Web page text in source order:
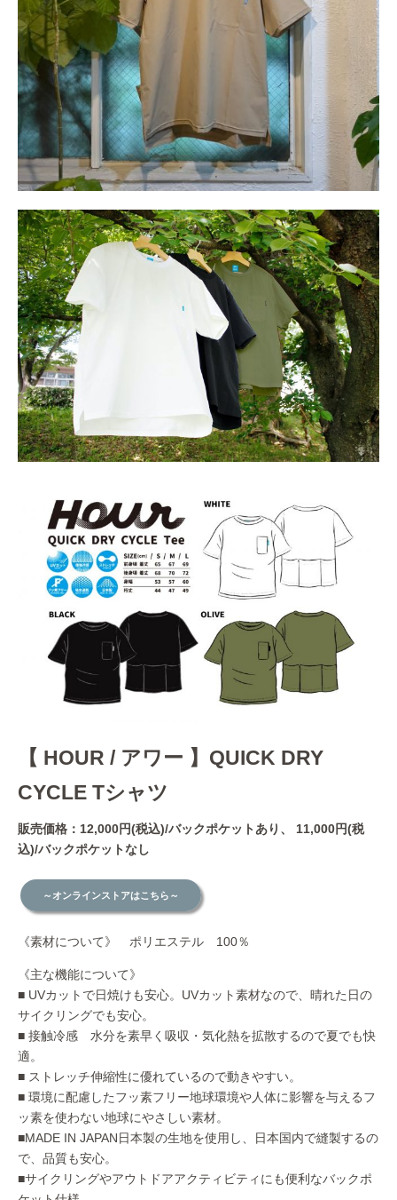
【 HOUR / アワー 】QUICK DRY
CYCLE Tシャツ
販売価格：12,000円(税込)/バックポケットあり、 11,000円(税
込)/バックポケットなし
～オンラインストアはこちら～
《素材について》 ポリエステル 100％
《主な機能について》
■ UVカットで日焼けも安心。UVカット素材なので、晴れた日の
サイクリングでも安心。
■ 接触冷感 水分を素早く吸収・気化熱を拡散するので夏でも快
適。
■ ストレッチ伸縮性に優れているので動きやすい。
■ 環境に配慮したフッ素フリー地球環境や人体に影響を与えるフ
ッ素を使わない地球にやさしい素材。
■MADE IN JAPAN日本製の生地を使用し、日本国内で縫製するの
で、品質も安心。
■サイクリングやアウトドアアクティビティにも便利なバックポ